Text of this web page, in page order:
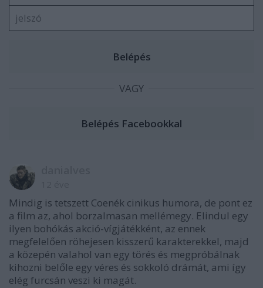
VAGY
Mindig is tetszett Coenék cinikus humora, de pont ez
a film az, ahol borzalmasan mellémegy. Elindul egy
ilyen bohókás akció-vígjátékként, az ennek
megfelelően röhejesen kisszerű karakterekkel, majd
a közepén valahol van egy törés és megpróbálnak
kihozni belőle egy véres és sokkoló drámát, ami így
elég furcsán veszi ki magát.